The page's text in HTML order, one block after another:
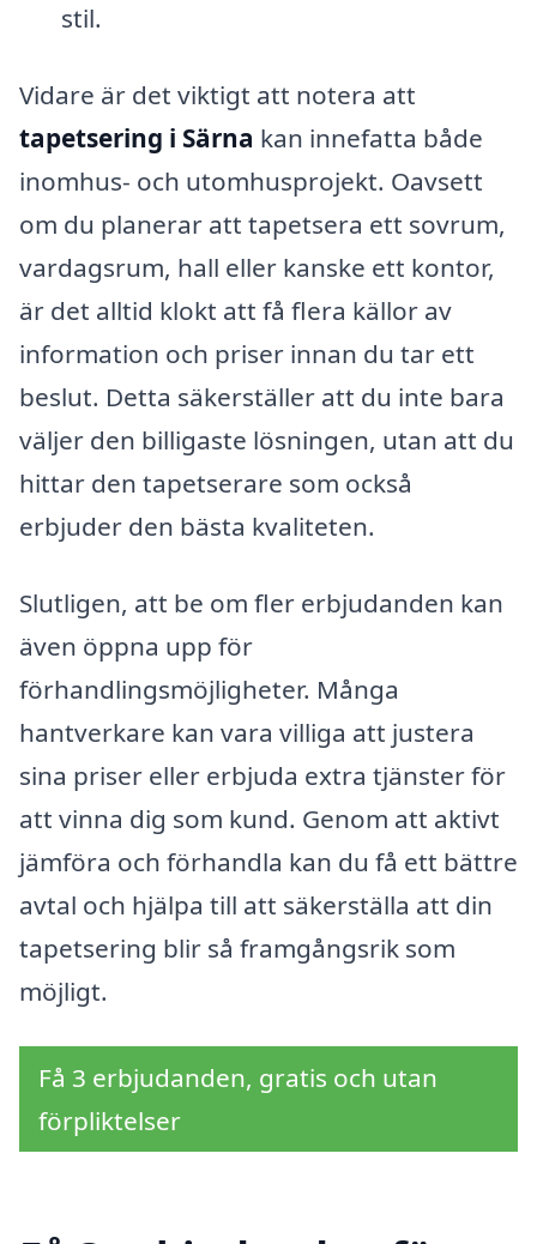
stil.
Vidare är det viktigt att notera att
tapetsering i Särna kan innefatta både
inomhus- och utomhusprojekt. Oavsett
om du planerar att tapetsera ett sovrum,
vardagsrum, hall eller kanske ett kontor,
är det alltid klokt att få flera källor av
information och priser innan du tar ett
beslut. Detta säkerställer att du inte bara
väljer den billigaste lösningen, utan att du
hittar den tapetserare som också
erbjuder den bästa kvaliteten.
Slutligen, att be om fler erbjudanden kan
även öppna upp för
förhandlingsmöjligheter. Många
hantverkare kan vara villiga att justera
sina priser eller erbjuda extra tjänster för
att vinna dig som kund. Genom att aktivt
jämföra och förhandla kan du få ett bättre
avtal och hjälpa till att säkerställa att din
tapetsering blir så framgångsrik som
möjligt.
Få 3 erbjudanden, gratis och utan
förpliktelser